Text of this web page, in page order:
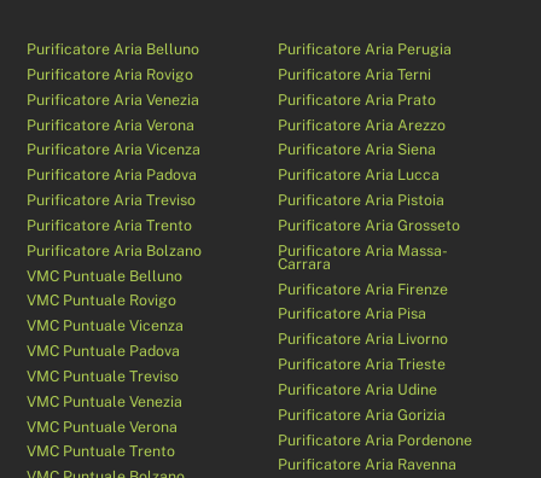
Purificatore Aria Belluno
Purificatore Aria Rovigo
Purificatore Aria Venezia
Purificatore Aria Verona
Purificatore Aria Vicenza
Purificatore Aria Padova
Purificatore Aria Treviso
Purificatore Aria Trento
Purificatore Aria Bolzano
VMC Puntuale Belluno
VMC Puntuale Rovigo
VMC Puntuale Vicenza
VMC Puntuale Padova
VMC Puntuale Treviso
VMC Puntuale Venezia
VMC Puntuale Verona
VMC Puntuale Trento
Purificatore Aria Perugia
Purificatore Aria Terni
Purificatore Aria Prato
Purificatore Aria Arezzo
Purificatore Aria Siena
Purificatore Aria Lucca
Purificatore Aria Pistoia
Purificatore Aria Grosseto
Purificatore Aria Massa-
Carrara
Purificatore Aria Firenze
Purificatore Aria Pisa
Purificatore Aria Livorno
Purificatore Aria Trieste
Purificatore Aria Udine
Purificatore Aria Gorizia
Purificatore Aria Pordenone
Purificatore Aria Ravenna